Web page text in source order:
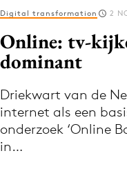
Log in
Volg het laatste
Digital transformation 2
Online: tv-
dominant
Driekwart van de
internet als een
onderzoek ‘Online
in…